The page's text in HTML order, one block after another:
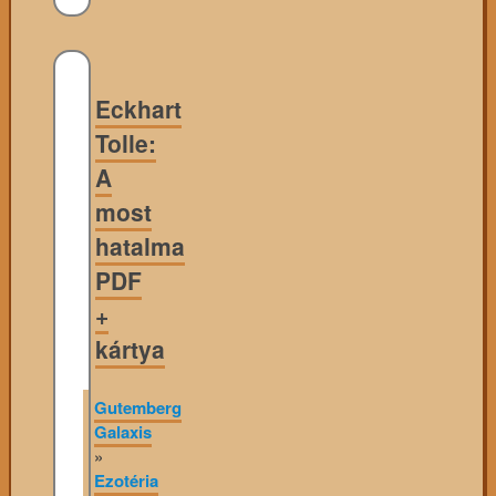
Eckhart
Tolle:
A
most
hatalma
PDF
+
kártya
Gutemberg
Galaxis
»
Ezotéria